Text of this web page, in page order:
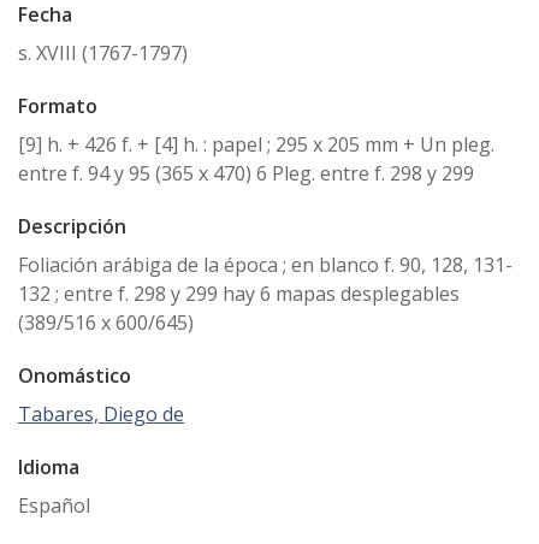
Fecha
s. XVIII (1767-1797)
Formato
[9] h. + 426 f. + [4] h. : papel ; 295 x 205 mm + Un pleg.
entre f. 94 y 95 (365 x 470) 6 Pleg. entre f. 298 y 299
Descripción
Foliación arábiga de la época ; en blanco f. 90, 128, 131-
132 ; entre f. 298 y 299 hay 6 mapas desplegables
(389/516 x 600/645)
Onomástico
Tabares, Diego de
Idioma
Español